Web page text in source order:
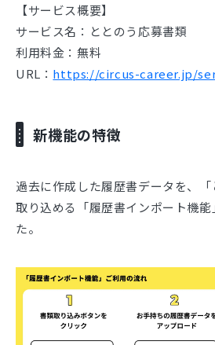
【サービス概要】
サービス名：ととのう応募書類
利用料金：無料
URL： https://circus-career.jp/
新機能の特徴
過去に作成した履歴書データを、
取り込める「履歴書インポート機
た。